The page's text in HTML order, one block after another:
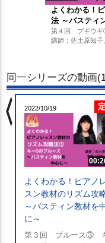
よくわかる！
法 ～バスティ
第４回 ブギウギ
講師：佐土原知子
同一シリーズの動画
2022/10/19
よくわかる！ピアノ
スン教材のリズム攻
～バスティン教材を
に～
第３回 ブルース③
chevron_left